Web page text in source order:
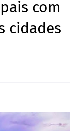
com
cidades